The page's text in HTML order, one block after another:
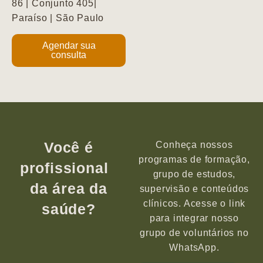
86 | Conjunto 405|
Paraíso | São Paulo
Agendar sua
consulta
Você é
profissional
da área da
saúde?
Conheça nossos
programas de formação,
grupo de estudos,
supervisão e conteúdos
clínicos. Acesse o link
para integrar nosso
grupo de voluntários no
WhatsApp.